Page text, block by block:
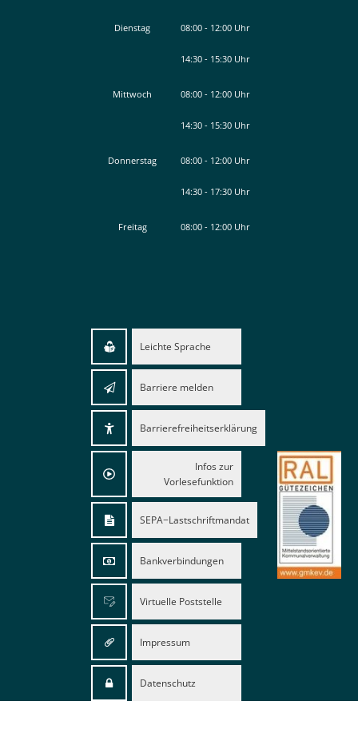
Von 14:30 bis 15:30 Uhr
Dienstag 08:00- 12:00Uhr
Von 08:00 bis 12:00 Uhr
14:30- 15:30Uhr
Von 14:30 bis 15:30 Uhr
Mittwoch 08:00- 12:00Uhr
Von 08:00 bis 12:00 Uhr
14:30- 15:30Uhr
Von 14:30 bis 15:30 Uhr
Donnerstag 08:00- 12:00Uhr
Von 08:00 bis 12:00 Uhr
14:30- 17:30Uhr
Von 14:30 bis 17:30 Uhr
Freitag 08:00- 12:00Uhr
Leichte Sprache
Barriere melden
Barrierefreiheitserklärung
Infos zur
Vorlesefunktion
SEPA−Lastschriftmandat
Bankverbindungen
Virtuelle Poststelle
Impressum
Datenschutz